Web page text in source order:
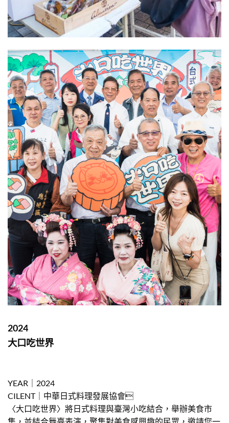
2024
大口吃世界
YEAR｜2024
CILENT｜中華日式料理發展協會
〈大口吃世界〉將日式料理與臺灣小吃結合，舉辦美食市
集，並結合舞臺表演，聚集對美食感興趣的民眾，邀請您一